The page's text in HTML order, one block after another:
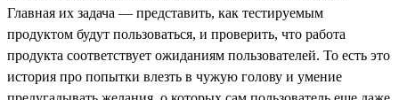
Главная их задача — представить, как тестируемым
продуктом будут пользоваться, и проверить, что работа
продукта соответствует ожиданиям пользователей. То есть это
история про попытки влезть в чужую голову и умение